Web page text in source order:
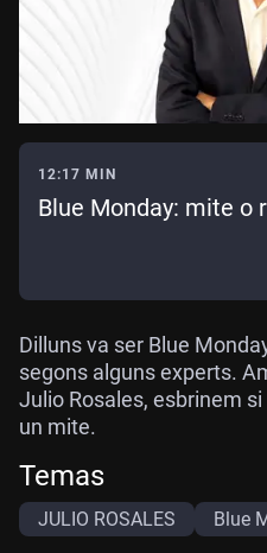
12:17 MIN
Blue Monday: mite o
Dilluns va ser Blue
segons alguns experts.
Julio Rosales, esbrinem
un mite.
Temas
JULIO ROSALES Blue